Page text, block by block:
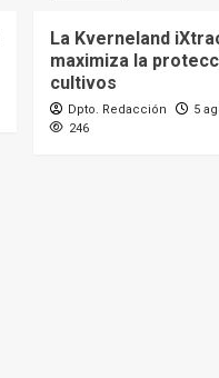
La Kverneland
maximiza la
cultivos
Dpto. Redacción
5
246